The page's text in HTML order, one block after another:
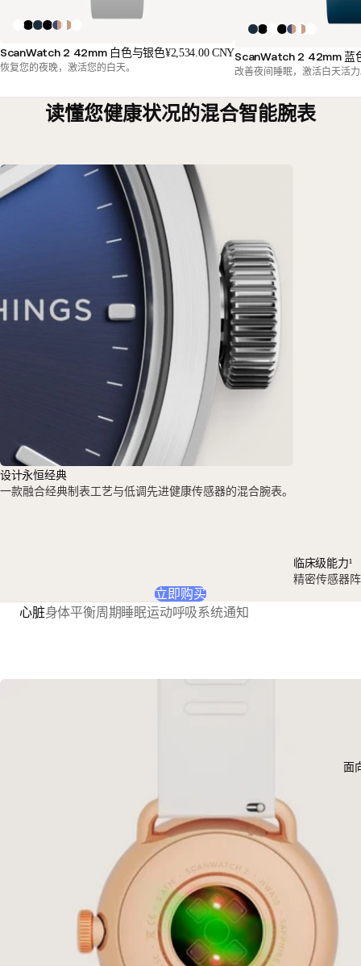
面
ScanWatch 2 42mm 白色与银色¥2,534.00 CNY
恢复您的夜晚，激活您的白天。
ScanWatch 2 42mm 蓝
改善夜间睡眠，激活白天活
读懂您健康状况的混合智能腕表
设计永恒经典
一款融合经典制表工艺与低调先进健康传感器的混合腕表。
临床级能力¹
精密传感器
立即购买
心脏身体平衡周期睡眠运动呼吸系统通知